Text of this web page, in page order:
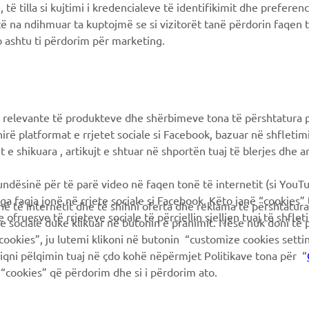
Yamaha Music
Yamaha Racing
Differenziata prodotti
Yamaha
Supporto clienti
Catalogo dei ricambi
esauste
tilla si kujtimi i kredencialeve të identifikimit dhe
na ndihmuar ta kuptojmë se si vizitorët tanë përdorin
ti përdorim për marketing.
të produkteve dhe shërbimeve tona të përshtatura
platformat e rrjetet sociale si Facebook, bazuar në
shikuara , artikujt e shtuar në shportën tuaj të blerjes dhe
për të parë video në faqen tonë të internetit (si
faqja jonë në rrjete sociale si Facebook. Këto janë
ofruesve të rrjeteve sociale të përcjellin sjelljen tuaj të
të internetit dhe të shihni oferta dhe reklama të
sociale duke klikuar në butonin e pranimit. Nëse nuk doni të
ju lutemi klikoni në butonin “customize cookies
pëlqimin tuaj në çdo kohë nëpërmjet Politikave tona për “
që përdorim dhe si i përdorim ato.